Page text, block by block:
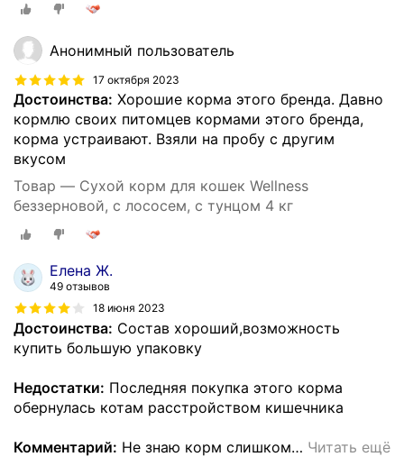
Анонимный пользователь
17 октября 2023
Достоинства: Хорошие корма этого бренда. Давно
кормлю своих питомцев кормами этого бренда,
корма устраивают. Взяли на пробу с другим
вкусом
Товар — Сухой корм для кошек Wellness
беззерновой, с лососем, с тунцом 4 кг
Елена Ж.
49 отзывов
18 июня 2023
Достоинства: Состав хороший,возможность
купить большую упаковку
Недостатки: Последняя покупка этого корма
обернулась котам расстройством кишечника
Комментарий: Не знаю корм слишком… Читать ещё